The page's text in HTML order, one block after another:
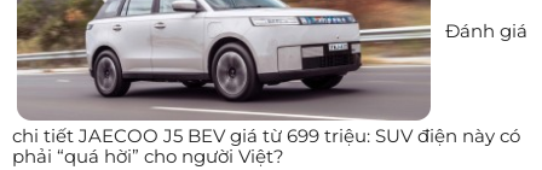
Đánh giá
chi tiết JAECOO J5 BEV giá từ 699 triệu: SUV điện này có
phải “quá hời” cho người Việt?